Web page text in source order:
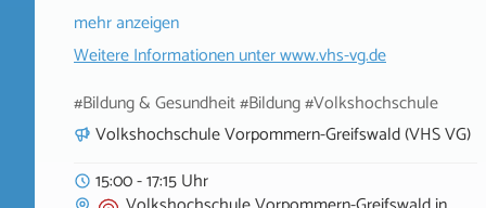
mehr anzeigen
Weitere Informationen unterwww.vhs-vg.de
#Bildung & Gesundheit #Bildung #Volkshochschule
Volkshochschule Vorpommern-Greifswald (VHS VG)
15:00 - 17:15 Uhr